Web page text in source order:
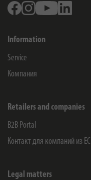
FacebookInstagramYoutube
Information
Service
Компания
Retailers and companies
B2B Portal
Контакт для компаний из ЕС
Legal matters